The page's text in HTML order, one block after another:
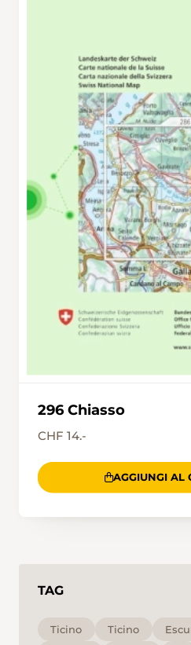
Castello fino a
un sentiero nel bosco
dei Pascoli.
accanto a ruderi di
in una nevèra, una
pietra, interrata per due
contadini riempivano
neve, così da poter
al fresco per tutta
Germania, il percorso
discesa ripida verso
già preso possesso del
sempre più verde. Poco
opposta della valle, si
scende fino in fondo alla
torrente Breggia, prima
Bruzella. Chi ha ancora
breve deviazione lungo
ancora funzionante, è
296 Chiasso
CHF 14.-
AGGIUNGI AL
TAG
Ticino Ticino